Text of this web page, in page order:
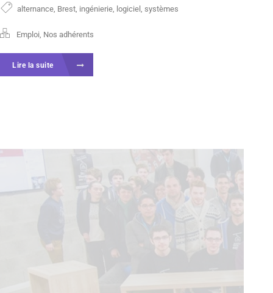
alternance Brest ingénierie logiciel systèmes
Emploi Nos adhérents
Lire la suite